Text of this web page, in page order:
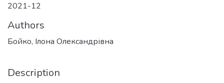
2021-12
Authors
Бойко, Ілона Олександрівна
Description